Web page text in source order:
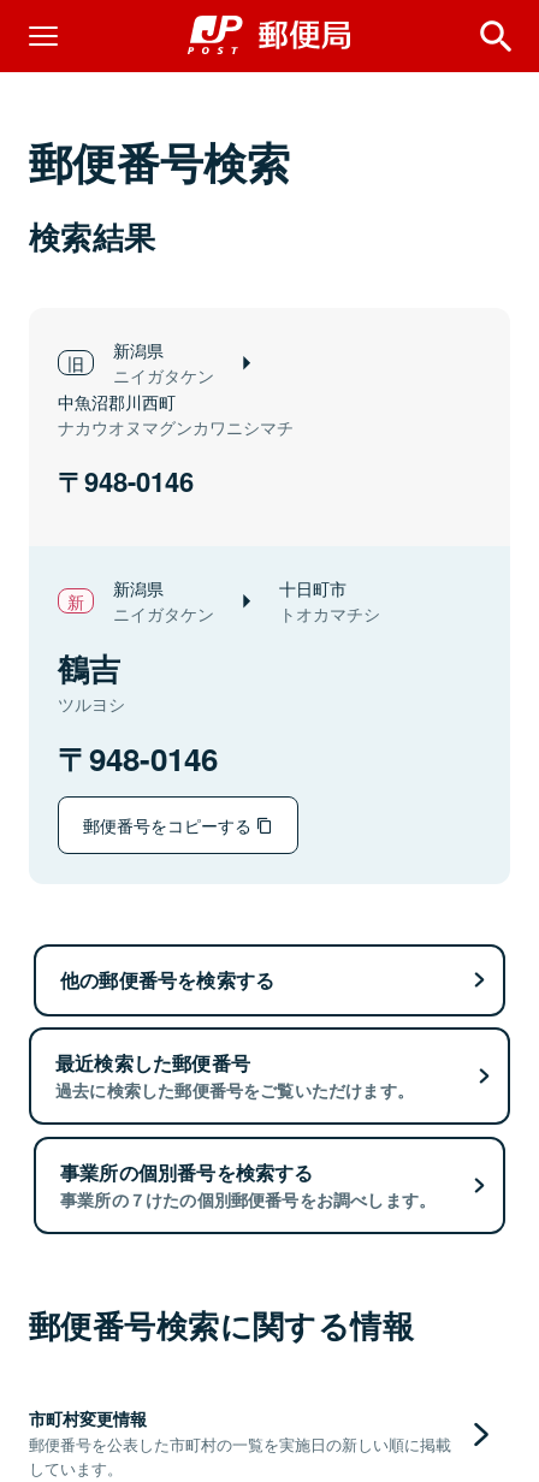
郵便番号検索
検索結果
新潟県
ニイガタケン
中魚沼郡川西町
ナカウオヌマグンカワニシマチ
948-0146
新潟県
ニイガタケン
十日町市
トオカマチシ
鶴吉
ツルヨシ
948-0146
郵便番号をコピーする
他の郵便番号を検索する
最近検索した郵便番号
過去に検索した郵便番号をご覧いただけます。
事業所の個別番号を検索する
事業所の７けたの個別郵便番号をお調べします。
郵便番号検索に関する情報
市町村変更情報
郵便番号を公表した市町村の一覧を実施日の新しい順に掲載
しています。